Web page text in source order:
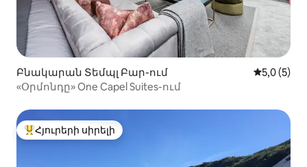
Բնակարան Տեմպլ Բար-ում Միջին
5,0 (5)
«Օրմոնդը» One Capel Suites-ում
Հյուրերի սիրելի լավագույն տները
Հյուրերի սիրելի